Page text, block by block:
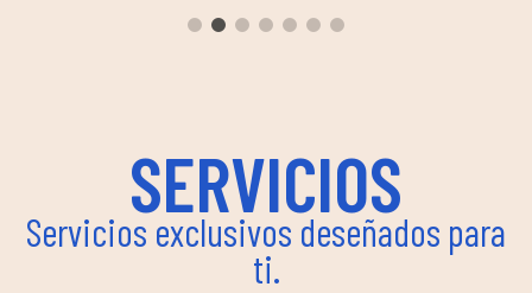
SERVICIOS
Servicios exclusivos deseñados para
ti.